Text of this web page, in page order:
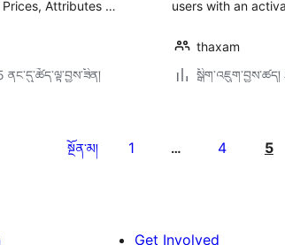
Prices, Attributes …
users with an
thaxam
སྒྲིག་འཇུག་བྱས་ཚད།
སྔོན་མ། 1 … 4 5
Get Involved